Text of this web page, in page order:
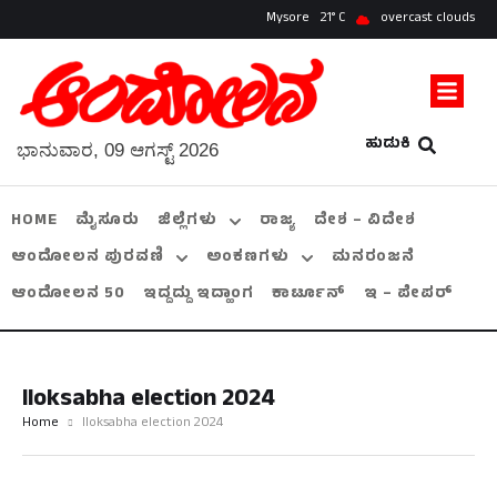
Mysore 21 overcast clouds
ಹುಡುಕಿ
ಭಾನುವಾರ, 09 ಆಗಸ್ಟ್ 2026
HOME ಮೈಸೂರು ಜಿಲ್ಲೆಗಳು ರಾಜ್ಯ
ದೇಶ – ವಿದೇಶ
ಆಂದೋಲನ ಪುರವಣಿ
ಅಂಕಣಗಳು
ಮನರಂಜನೆ
ಆಂದೋಲನ 50
ಇದ್ದದ್ದು ಇದ್ಹಾಂಗ ಕಾರ್ಟೂನ್ ಇ – ಪೇಪರ್
lloksabha election 2024
Home lloksabha election 2024